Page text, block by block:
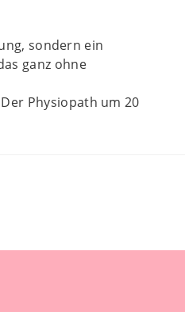
sondern ein
ganz ohne
Physiopath um 20